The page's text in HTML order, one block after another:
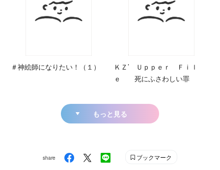
＃神絵師になりたい！（１）
ＫＺ’ Ｕｐｐｅｒ Ｆｉｌ
ｅ 死にふさわしい罪
もっと見る
share ブックマーク